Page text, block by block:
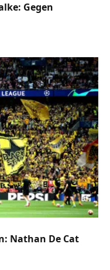
Gegen
Nathan De Cat